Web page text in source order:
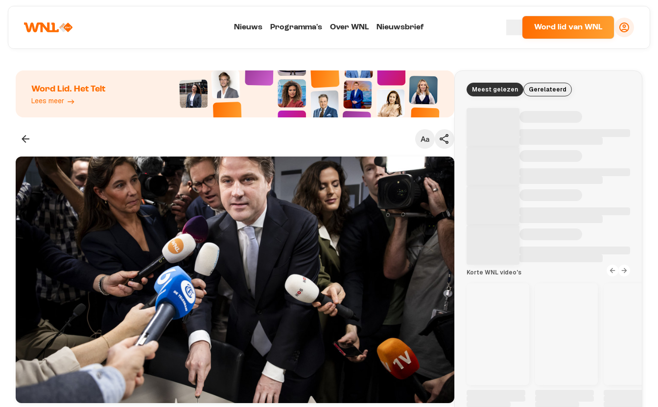
Nieuws Programma's Over WNL Nieuwsbrief Word lid van WNL
Word Lid. Het Telt
Lees meer
Klein
Standaard
Groot
Kopieer link
Meest gelezen Gerelateerd
Korte WNL video's